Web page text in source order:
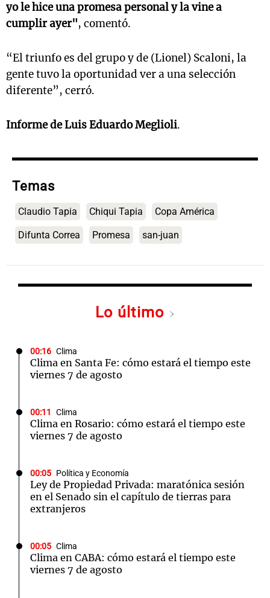
yo le hice una promesa personal y la vine a
cumplir ayer", comentó.
“El triunfo es del grupo y de (Lionel) Scaloni, la
gente tuvo la oportunidad ver a una selección
diferente”, cerró.
Informe de Luis Eduardo Meglioli.
Temas
Claudio Tapia Chiqui Tapia Copa América
Difunta Correa Promesa san-juan
Lo último
00:16 Clima
Clima en Santa Fe: cómo estará el tiempo este
viernes 7 de agosto
00:11 Clima
Clima en Rosario: cómo estará el tiempo este
viernes 7 de agosto
00:05 Política y Economía
Ley de Propiedad Privada: maratónica sesión
en el Senado sin el capítulo de tierras para
extranjeros
00:05 Clima
Clima en CABA: cómo estará el tiempo este
viernes 7 de agosto